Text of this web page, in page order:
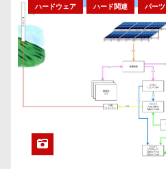
ハードウェア
ハード関連 パーツ